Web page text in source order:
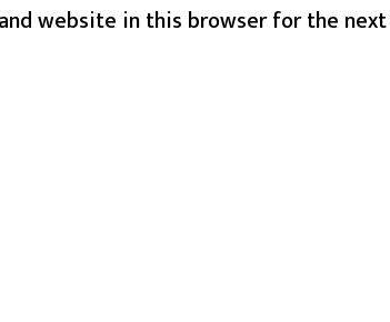
website in this browser for the